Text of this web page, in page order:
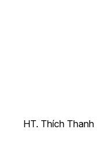
HT. Thích Thanh